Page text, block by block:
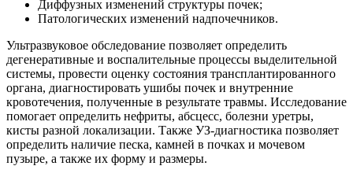
Диффузных изменений структуры почек;
Патологических изменений надпочечников.
Ультразвуковое обследование позволяет определить
дегенеративные и воспалительные процессы выделительной
системы, провести оценку состояния трансплантированного
органа, диагностировать ушибы почек и внутренние
кровотечения, полученные в результате травмы. Исследование
помогает определить нефриты, абсцесс, болезни уретры,
кисты разной локализации. Также УЗ-диагностика позволяет
определить наличие песка, камней в почках и мочевом
пузыре, а также их форму и размеры.